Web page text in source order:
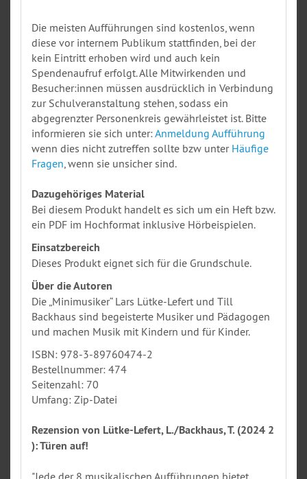
Die meisten Aufführungen sind kostenlos, wenn
diese vor internem Publikum stattfinden, bei der
kein Eintritt erhoben wird und auch kein
Spendenaufruf erfolgt. Alle Mitwirkenden und
Besucher:innen müssen ausdrücklich in Verbindung
zur Schulveranstaltung stehen, sodass ein
abgegrenzter Personenkreis gewährleistet ist. Bitte
informieren sie sich unter:Anmeldung Aufführung
wenn dies nicht zutreffen sollte bzw unter Häufige
Fragen, wenn sie unsicher sind.
Dazugehöriges Material
Bei diesem Produkt handelt es sich um ein Heft bzw.
ein PDF im Hochformat inklusive Hörbeispielen.
Einsatzbereich
Dieses Produkt eignet sich für die Grundschule.
Über die Autoren
Die „Minimusiker“ Lars Lütke-Lefert und Till
Backhaus sind begeisterte Musiker und Pädagogen
und machen Musik mit Kindern und für Kinder.
ISBN: 978-3-89760474-2
Bestellnummer: 474
Seitenzahl: 70
Umfang: Zip-Datei
Rezension von Lütke-Lefert, L./Backhaus, T. (2024 2
): Türen auf!